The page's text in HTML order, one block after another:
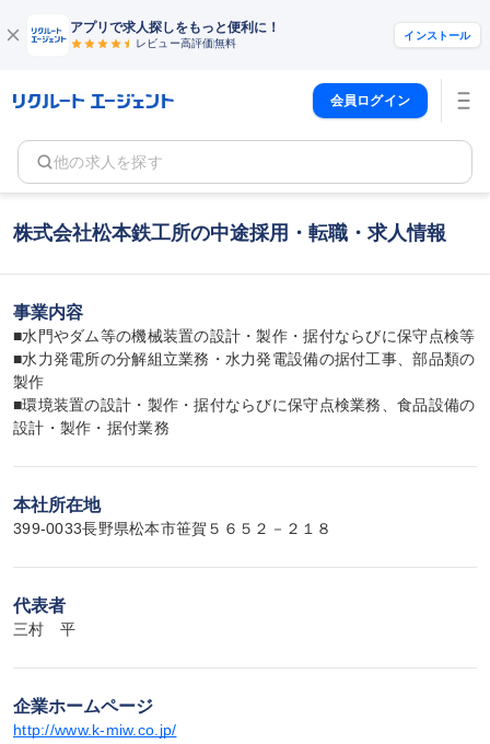
アプリで求人探しをもっと便利に！
レビュー高評価無料
インストール
会員ログイン
他の求人を探す
株式会社松本鉄工所の中途採用・転職・求人情報
事業内容
■水門やダム等の機械装置の設計・製作・据付ならびに保守点検等
■水力発電所の分解組立業務・水力発電設備の据付工事、部品類の
製作
■環境装置の設計・製作・据付ならびに保守点検業務、食品設備の
設計・製作・据付業務
本社所在地
399-0033長野県松本市笹賀５６５２－２１８
代表者
三村　平
企業ホームページ
http://www.k-miw.co.jp/